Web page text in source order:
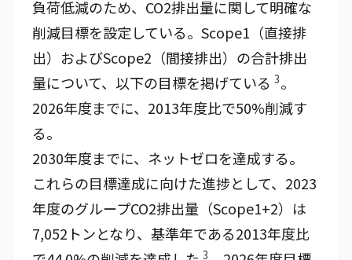
負荷低減のため、CO2排出量に関して明確な
削減目標を設定している。Scope1（直接排
出）およびScope2（間接排出）の合計排出
量について、以下の目標を掲げている 3。
2026年度までに、2013年度比で50%削減す
る。
2030年度までに、ネットゼロを達成する。
これらの目標達成に向けた進捗として、2023
年度のグループCO2排出量（Scope1+2）は
7,052トンとなり、基準年である2013年度比
3